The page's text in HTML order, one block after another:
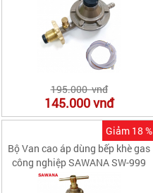
195.000 vnđ
145.000vnđ
Bộ Van cao áp dùng bếp khè gas
công nghiệp SAWANA SW-999
Giảm 18 %